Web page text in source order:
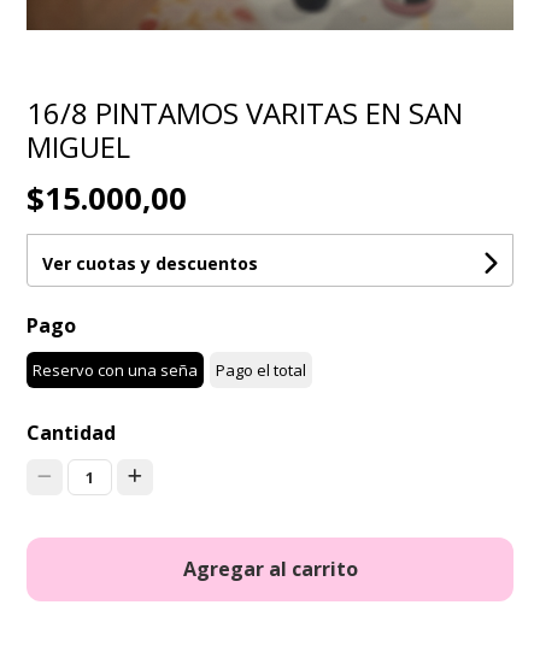
16/8 PINTAMOS VARITAS EN SAN
MIGUEL
$15.000,00
Ver cuotas y descuentos
Pago
Reservo con una seña Pago el total
Cantidad
1
Agregar al carrito